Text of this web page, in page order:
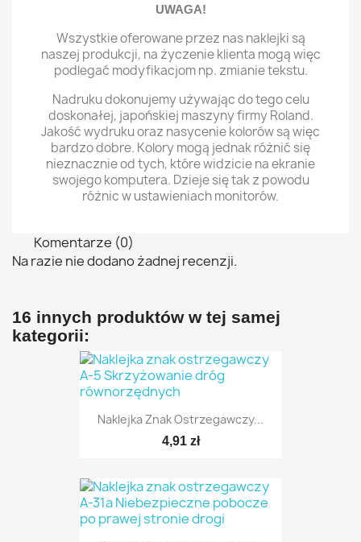
UWAGA!
Wszystkie oferowane przez nas naklejki są
naszej produkcji, na życzenie klienta mogą więc
podlegać modyfikacjom np. zmianie tekstu.
Nadruku dokonujemy używając do tego celu
doskonałej, japońskiej maszyny firmy Roland.
Jakość wydruku oraz nasycenie kolorów są więc
bardzo dobre. Kolory mogą jednak różnić się
nieznacznie od tych, które widzicie na ekranie
swojego komputera. Dzieje się tak z powodu
różnic w ustawieniach monitorów.
Komentarze (0)
Na razie nie dodano żadnej recenzji.
16 innych produktów w tej samej
kategorii:
Naklejka Znak Ostrzegawczy...
4,91 zł